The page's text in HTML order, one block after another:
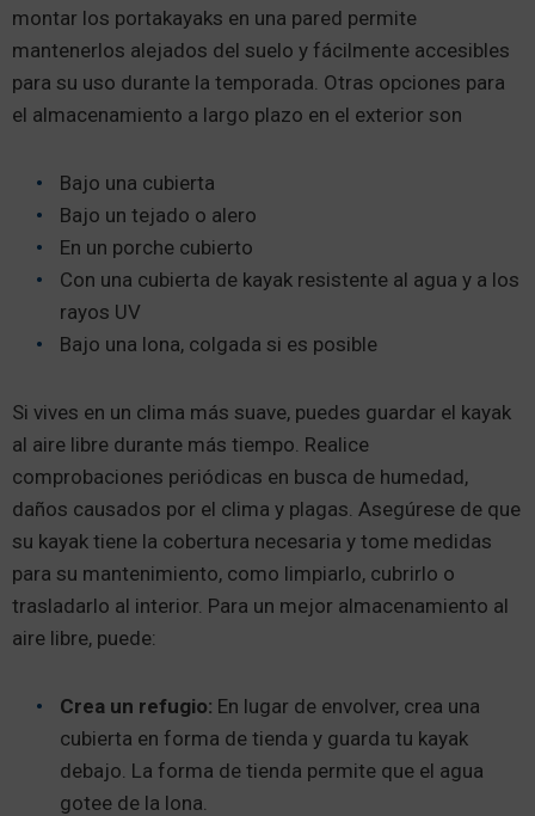
montar los portakayaks en una pared permite
mantenerlos alejados del suelo y fácilmente accesibles
para su uso durante la temporada. Otras opciones para
el almacenamiento a largo plazo en el exterior son
Bajo una cubierta
Bajo un tejado o alero
En un porche cubierto
Con una cubierta de kayak resistente al agua y a los
rayos UV
Bajo una lona, colgada si es posible
Si vives en un clima más suave, puedes guardar el kayak
al aire libre durante más tiempo. Realice
comprobaciones periódicas en busca de humedad,
daños causados por el clima y plagas. Asegúrese de que
su kayak tiene la cobertura necesaria y tome medidas
para su mantenimiento, como limpiarlo, cubrirlo o
trasladarlo al interior. Para un mejor almacenamiento al
aire libre, puede:
Crea un refugio: En lugar de envolver, crea una
cubierta en forma de tienda y guarda tu kayak
debajo. La forma de tienda permite que el agua
gotee de la lona.